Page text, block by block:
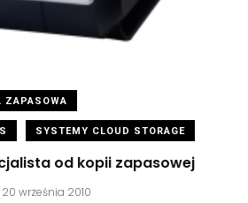
ZAPASOWA
SYSTEMY CLOUD STORAGE
od kopii zapasowej
20 września 2010